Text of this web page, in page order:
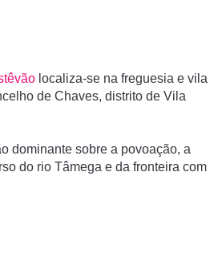
localiza-se na freguesia e vila
de Chaves, distrito de Vila
dominante sobre a povoação, a
do rio Tâmega e da fronteira com